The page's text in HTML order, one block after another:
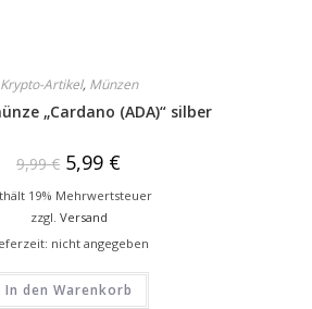
Krypto-Artikel, Münzen
„Cardano (ADA)“ silber
9,99€ 5,99 €
19% Mehrwertsteuer
zzgl. Versand
nicht angegeben
In den Warenkorb